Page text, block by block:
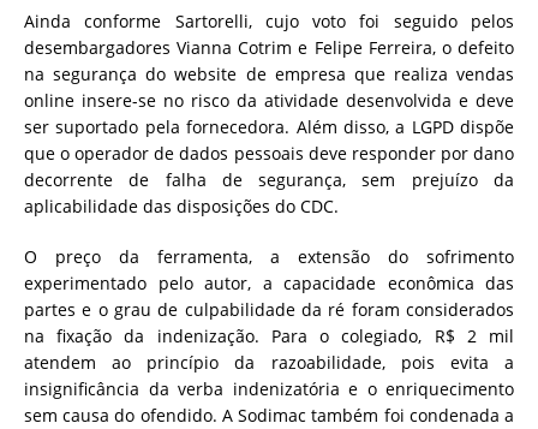
Ainda conforme Sartorelli, cujo voto foi seguido pelos
desembargadores Vianna Cotrim e Felipe Ferreira, o defeito
na segurança do website de empresa que realiza vendas
online insere-se no risco da atividade desenvolvida e deve
ser suportado pela fornecedora. Além disso, a LGPD dispõe
que o operador de dados pessoais deve responder por dano
decorrente de falha de segurança, sem prejuízo da
aplicabilidade das disposições do CDC.
O preço da ferramenta, a extensão do sofrimento
experimentado pelo autor, a capacidade econômica das
partes e o grau de culpabilidade da ré foram considerados
na fixação da indenização. Para o colegiado, R$ 2 mil
atendem ao princípio da razoabilidade, pois evita a
insignificância da verba indenizatória e o enriquecimento
sem causa do ofendido. A Sodimac também foi condenada a